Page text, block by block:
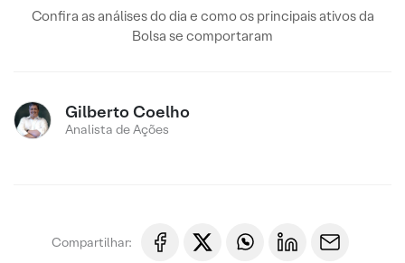
Confira as análises do dia e como os principais ativos da
Bolsa se comportaram
Gilberto Coelho
Analista de Ações
Compartilhar: